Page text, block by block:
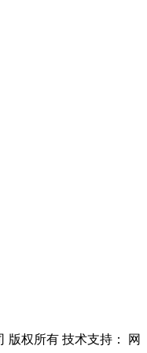
版权所有 技术支持：
网